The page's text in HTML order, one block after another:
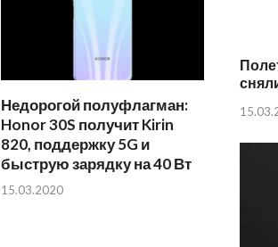
Недорогой полуфлагман:
Honor 30S получит Kirin
820, поддержку 5G и
быструю зарядку на 40 Вт
15.03.2020